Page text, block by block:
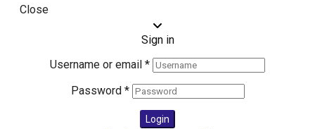
Close
Sign in
Username or email *
Password *
Login